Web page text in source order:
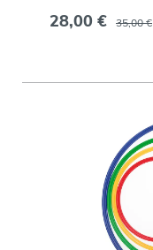
28,00 € 35,00 €